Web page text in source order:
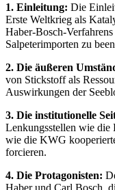
1. Einleitung: Die
Erste Weltkrieg als
Haber-Bosch-
Salpeterimporten zu
2. Die äußeren
von Stickstoff als
Auswirkungen der
3. Die institutionelle
Lenkungsstellen wie die
wie die KWG
forcieren.
4. Die Protagonisten:
Haber und Carl Bosch,